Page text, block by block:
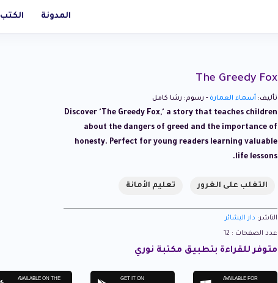
المدونة الكتب
The Greedy Fox
تأليف: أسماء العمارة - رسوم: رشا كامل
Discover 'The Greedy Fox,' a story that teaches children
about the dangers of greed and the importance of
honesty. Perfect for young readers learning valuable
life lessons.
التغلب على الغرور تعليم الأمانة
الناشر: دار البشائر
عدد الصفحات : 12
متوفر للقراءة بتطبيق مكتبة نوري
AVAILABLE ON THE GET IT ON AVAILABLE FOR